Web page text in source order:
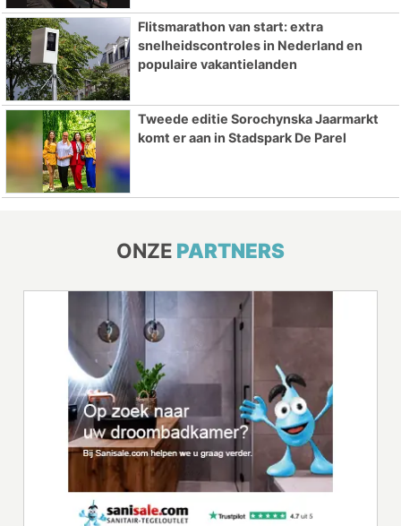
Flitsmarathon van start: extra
snelheidscontroles in Nederland en
populaire vakantielanden
Tweede editie Sorochynska Jaarmarkt
komt er aan in Stadspark De Parel
ONZE PARTNERS